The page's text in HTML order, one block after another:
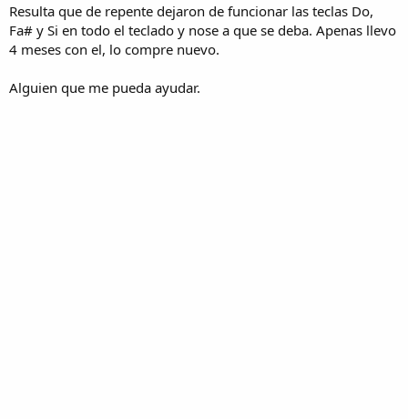
i
o
Resulta que de repente dejaron de funcionar las teclas Do,
Fa# y Si en todo el teclado y nose a que se deba. Apenas llevo
4 meses con el, lo compre nuevo.
Alguien que me pueda ayudar.